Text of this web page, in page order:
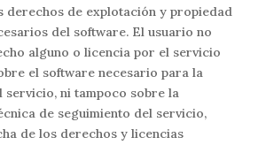
derechos de explotación y propiedad
del software. El usuario no
alguno o licencia por el servicio
el software necesario para la
servicio, ni tampoco sobre la
de seguimiento del servicio,
de los derechos y licencias